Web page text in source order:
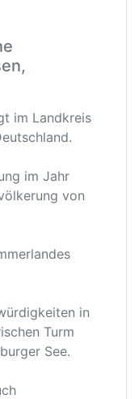
im Landkreis
im Jahr
von
in
Turm
See.